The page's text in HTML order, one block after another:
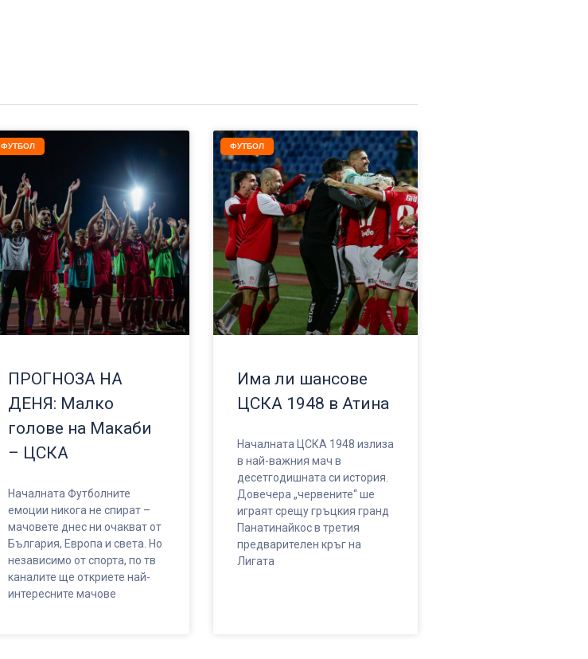
ФУТБОЛ
ПРОГНОЗА НА
ДЕНЯ: Малко
голове на Макаби
– ЦСКА
Началната Футболните
емоции никога не спират –
мачовете днес ни очакват от
България, Европа и света. Но
независимо от спорта, по тв
каналите ще откриете най-
интересните мачове
ФУТБОЛ
Има ли шансове
ЦСКА 1948 в Атина
Началната ЦСКА 1948 излиза
в най-важния мач в
десетгодишната си история.
Довечера „червените“ ше
играят срещу гръцкия гранд
Панатинайкос в третия
предварителен кръг на
Лигата